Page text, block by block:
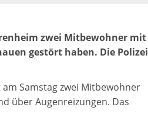
zwei Mitbewohner mit
gestört haben. Die Polizei
am Samstag zwei Mitbewohner
über Augenreizungen. Das